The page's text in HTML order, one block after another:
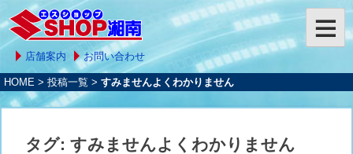
店舗案内 お問い合わせ
HOME > 投稿一覧 > すみませんよくわかりません
タグ: すみませんよくわかりません